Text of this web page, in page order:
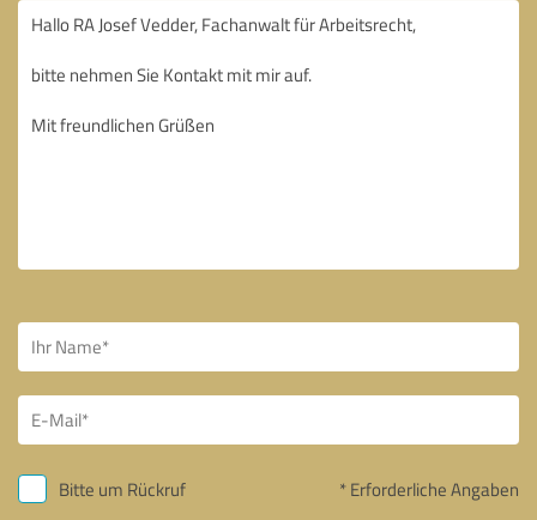
Bitte um Rückruf * Erforderliche Angaben